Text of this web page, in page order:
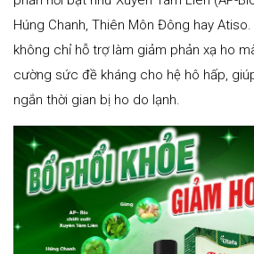
Húng Chanh, Thiên Môn Đông hay
không chỉ hỗ trợ làm giảm phản xạ ho
cường sức đề kháng cho hệ hô hấp,
ngắn thời gian bị ho do lạnh.